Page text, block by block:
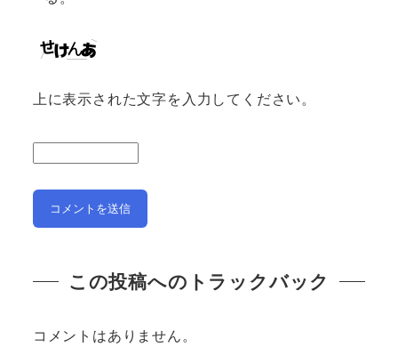
上に表示された文字を入力してください。
この投稿へのトラックバック
コメントはありません。